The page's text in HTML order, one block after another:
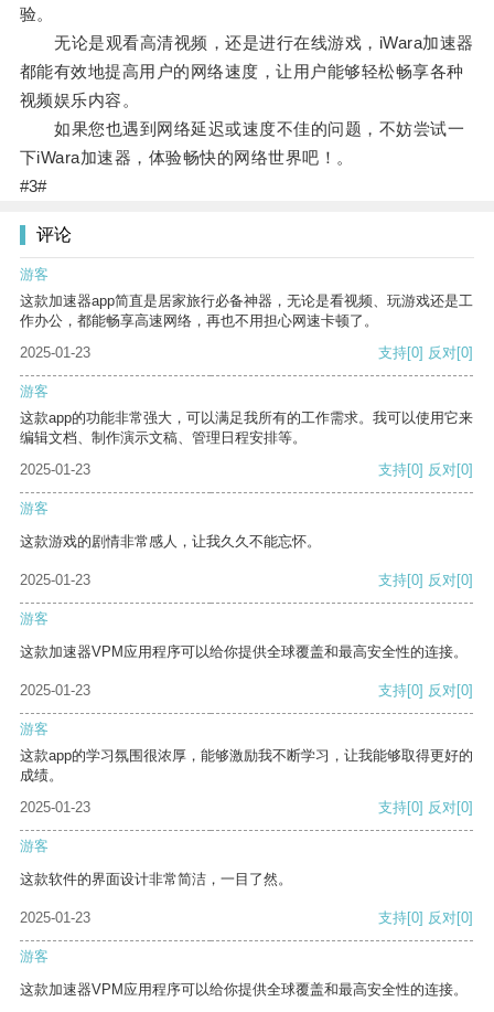
验。
无论是观看高清视频，还是进行在线游戏，iWara加速器
都能有效地提高用户的网络速度，让用户能够轻松畅享各种
视频娱乐内容。
如果您也遇到网络延迟或速度不佳的问题，不妨尝试一
下iWara加速器，体验畅快的网络世界吧！。
#3#
评论
游客
这款加速器app简直是居家旅行必备神器，无论是看视频、玩游戏还是工
作办公，都能畅享高速网络，再也不用担心网速卡顿了。
2025-01-23
支持[0] 反对[0]
游客
这款app的功能非常强大，可以满足我所有的工作需求。我可以使用它来
编辑文档、制作演示文稿、管理日程安排等。
2025-01-23
支持[0] 反对[0]
游客
这款游戏的剧情非常感人，让我久久不能忘怀。
2025-01-23 支持[0] 反对[0]
游客
这款加速器VPM应用程序可以给你提供全球覆盖和最高安全性的连接。
2025-01-23 支持[0] 反对[0]
游客
这款app的学习氛围很浓厚，能够激励我不断学习，让我能够取得更好的
成绩。
2025-01-23
支持[0] 反对[0]
游客
这款软件的界面设计非常简洁，一目了然。
2025-01-23 支持[0] 反对[0]
游客
这款加速器VPM应用程序可以给你提供全球覆盖和最高安全性的连接。